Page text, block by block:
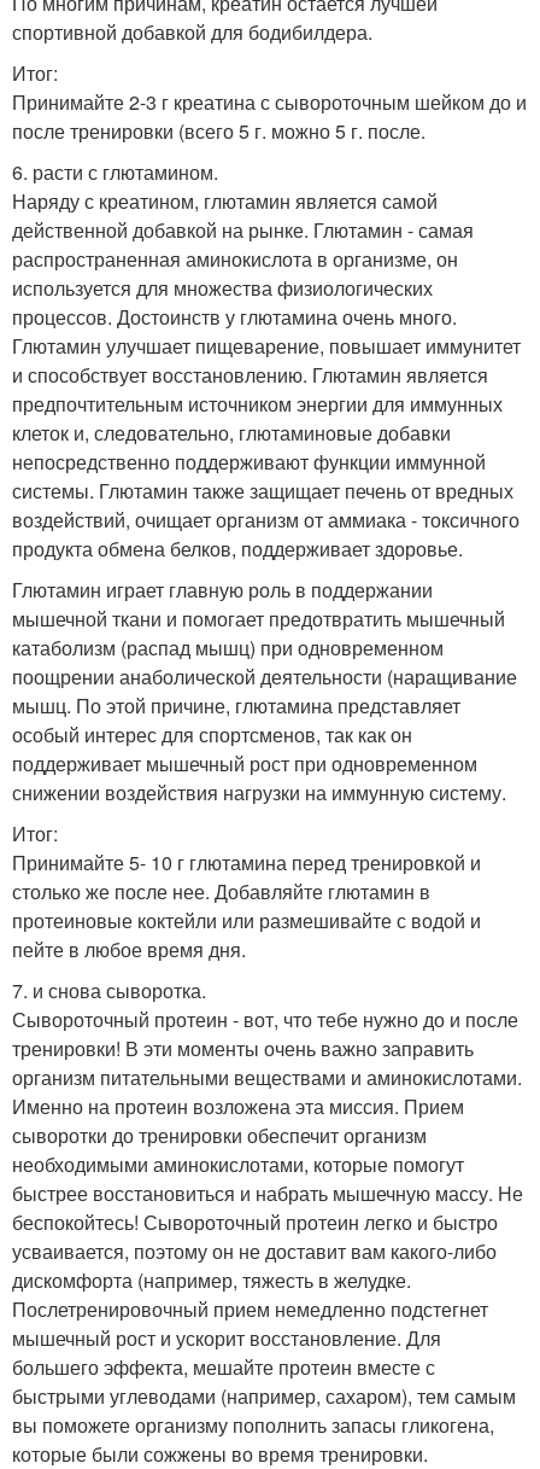
спортивной добавкой для бодибилдера.
Итог:
Принимайте 2-3 г креатина с сывороточным шейком до и
после тренировки (всего 5 г. можно 5 г. после.
6. расти с глютамином.
Наряду с креатином, глютамин является самой
действенной добавкой на рынке. Глютамин - самая
распространенная аминокислота в организме, он
используется для множества физиологических
процессов. Достоинств у глютамина очень много.
Глютамин улучшает пищеварение, повышает иммунитет
и способствует восстановлению. Глютамин является
предпочтительным источником энергии для иммунных
клеток и, следовательно, глютаминовые добавки
непосредственно поддерживают функции иммунной
системы. Глютамин также защищает печень от вредных
воздействий, очищает организм от аммиака - токсичного
продукта обмена белков, поддерживает здоровье.
Глютамин играет главную роль в поддержании
мышечной ткани и помогает предотвратить мышечный
катаболизм (распад мышц) при одновременном
поощрении анаболической деятельности (наращивание
мышц. По этой причине, глютамина представляет
особый интерес для спортсменов, так как он
поддерживает мышечный рост при одновременном
снижении воздействия нагрузки на иммунную систему.
Итог:
Принимайте 5- 10 г глютамина перед тренировкой и
столько же после нее. Добавляйте глютамин в
протеиновые коктейли или размешивайте с водой и
пейте в любое время дня.
7. и снова сыворотка.
Сывороточный протеин - вот, что тебе нужно до и после
тренировки! В эти моменты очень важно заправить
организм питательными веществами и аминокислотами.
Именно на протеин возложена эта миссия. Прием
сыворотки до тренировки обеспечит организм
необходимыми аминокислотами, которые помогут
быстрее восстановиться и набрать мышечную массу. Не
беспокойтесь! Сывороточный протеин легко и быстро
усваивается, поэтому он не доставит вам какого-либо
дискомфорта (например, тяжесть в желудке.
Послетренировочный прием немедленно подстегнет
мышечный рост и ускорит восстановление. Для
большего эффекта, мешайте протеин вместе с
быстрыми углеводами (например, сахаром), тем самым
вы поможете организму пополнить запасы гликогена,
которые были сожжены во время тренировки.